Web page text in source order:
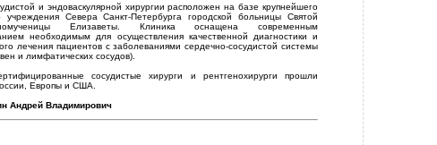
и эндоваскулярной хирургии расположен на базе крупнейшего
учреждения Севера Санкт-Петербурга городской больницы Святой
Елизаветы. Клиника оснащена современным
необходимым для осуществления качественной диагностики и
лечения пациентов с заболеваниями сердечно-сосудистой системы
и лимфатических сосудов).
сосудистые хирурги и рентгенохирурги прошли
Европы и США.
Андрей Владимирович